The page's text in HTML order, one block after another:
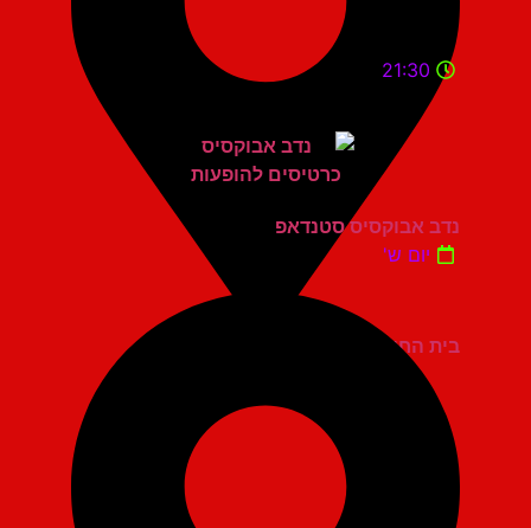
בית החייל תל אביב
21:30
נדב אבוקסיס סטנדאפ
יום ש'